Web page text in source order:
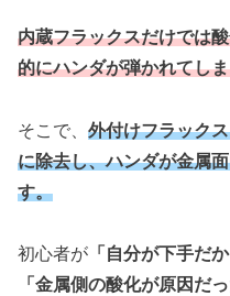
内蔵フラックスだけでは
的にハンダが弾かれてし
そこで、 外付けフラック
に除去し、ハンダが金属
す。
初心者が 「自分が下手だ
「金属側の酸化が原因だ